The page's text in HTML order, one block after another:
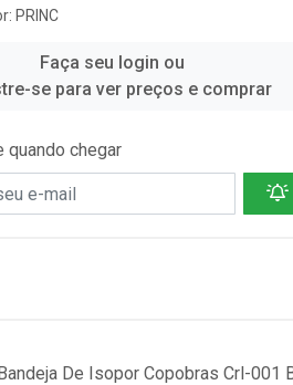
PRINC
Faça seu login ou
se para ver preços e comprar
quando chegar
De Isopor Copobras Crl-001